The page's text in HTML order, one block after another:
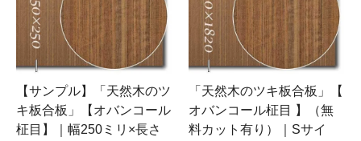
【サンプル】「天然木のツ
キ板合板」【オバンコール
柾目】｜幅250ミリ×長さ
「天然木のツキ板合板」【
オバンコール柾目 】（無
料カット有り）｜Sサイ